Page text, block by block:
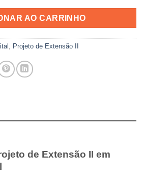
AO CARRINHO
, Projeto de Extensão II
de Extensão II em